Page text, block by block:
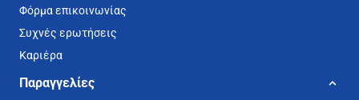
Φόρμα επικοινωνίας
Συχνές ερωτήσεις
Καριέρα
Παραγγελίες